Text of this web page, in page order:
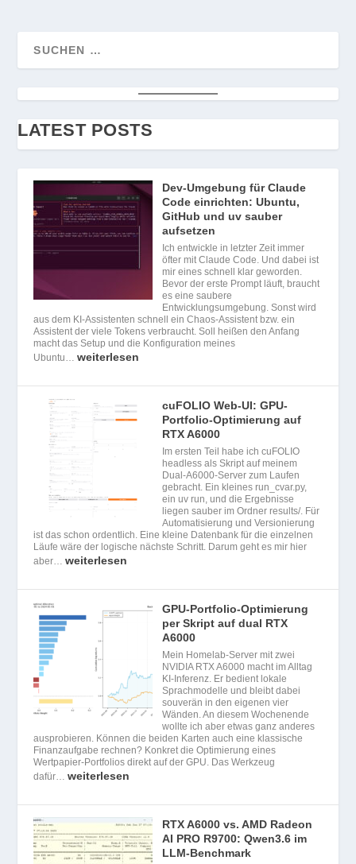
LATEST POSTS
Dev-Umgebung für Claude
Code einrichten: Ubuntu,
GitHub und uv sauber
aufsetzen
Ich entwickle in letzter Zeit immer
öfter mit Claude Code. Und dabei ist
mir eines schnell klar geworden.
Bevor der erste Prompt läuft, braucht
es eine saubere
Entwicklungsumgebung. Sonst wird
aus dem KI-Assistenten schnell ein Chaos-Assistent bzw. ein
Assistent der viele Tokens verbraucht. Soll heißen den Anfang
macht das Setup und die Konfiguration meines
Ubuntu…weiterlesen
cuFOLIO Web-UI: GPU-
Portfolio-Optimierung auf
RTX A6000
Im ersten Teil habe ich cuFOLIO
headless als Skript auf meinem
Dual-A6000-Server zum Laufen
gebracht. Ein kleines run_cvar.py,
ein uv run, und die Ergebnisse
liegen sauber im Ordner results/. Für
Automatisierung und Versionierung
ist das schon ordentlich. Eine kleine Datenbank für die einzelnen
Läufe wäre der logische nächste Schritt. Darum geht es mir hier
aber…weiterlesen
GPU-Portfolio-Optimierung
per Skript auf dual RTX
A6000
Mein Homelab-Server mit zwei
NVIDIA RTX A6000 macht im Alltag
KI-Inferenz. Er bedient lokale
Sprachmodelle und bleibt dabei
souverän in den eigenen vier
Wänden. An diesem Wochenende
wollte ich aber etwas ganz anderes
ausprobieren. Können die beiden Karten auch eine klassische
Finanzaufgabe rechnen? Konkret die Optimierung eines
Wertpapier-Portfolios direkt auf der GPU. Das Werkzeug
dafür…weiterlesen
RTX A6000 vs. AMD Radeon
AI PRO R9700: Qwen3.6 im
LLM-Benchmark